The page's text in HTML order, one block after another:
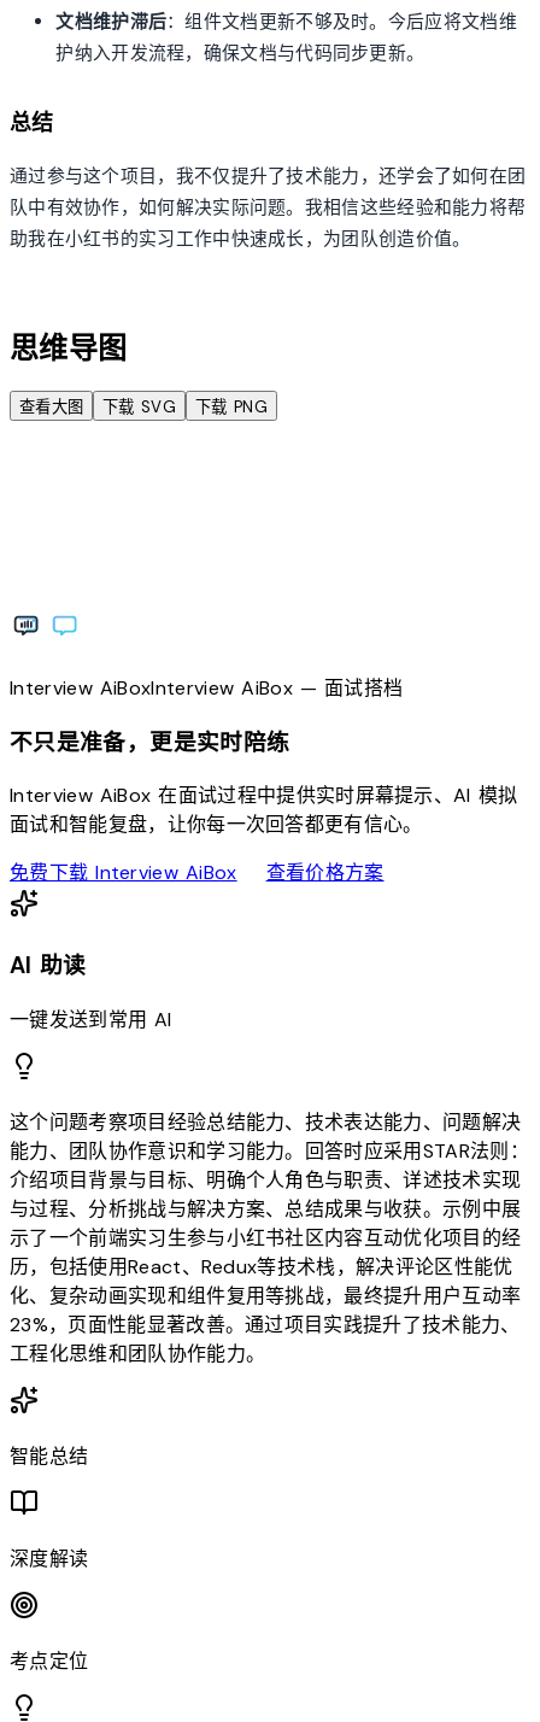
文档维护滞后：组件文档更新不够及时。今后应将文档维
护纳入开发流程，确保文档与代码同步更新。
总结
通过参与这个项目，我不仅提升了技术能力，还学会了如何在团
队中有效协作，如何解决实际问题。我相信这些经验和能力将帮
助我在小红书的实习工作中快速成长，为团队创造价值。
思维导图
查看大图 下载 SVG 下载 PNG
Interview AiBoxInterviewAiBox— 面试搭档
不只是准备，更是实时陪练
Interview AiBox 在面试过程中提供实时屏幕提示、AI 模拟
面试和智能复盘，让你每一次回答都更有信心。
免费下载 Interview AiBoxdownload查看价格方案sell
AI 助读
一键发送到常用 AI
这个问题考察项目经验总结能力、技术表达能力、问题解决
能力、团队协作意识和学习能力。回答时应采用STAR法则：
介绍项目背景与目标、明确个人角色与职责、详述技术实现
与过程、分析挑战与解决方案、总结成果与收获。示例中展
示了一个前端实习生参与小红书社区内容互动优化项目的经
历，包括使用React、Redux等技术栈，解决评论区性能优
化、复杂动画实现和组件复用等挑战，最终提升用户互动率
23%，页面性能显著改善。通过项目实践提升了技术能力、
工程化思维和团队协作能力。
智能总结
深度解读
考点定位